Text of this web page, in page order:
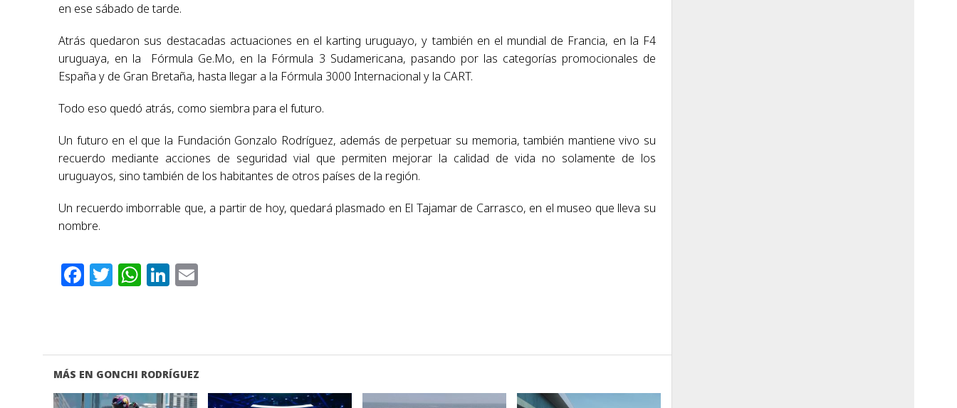
en ese sábado de tarde.
Atrás quedaron sus destacadas actuaciones en el karting uruguayo, y también en el mundial de Francia, en la F4
uruguaya, en la Fórmula Ge.Mo, en la Fórmula 3 Sudamericana, pasando por las categorías promocionales de
España y de Gran Bretaña, hasta llegar a la Fórmula 3000 Internacional y la CART.
Todo eso quedó atrás, como siembra para el futuro.
Un futuro en el que la Fundación Gonzalo Rodríguez, además de perpetuar su memoria, también mantiene vivo su
recuerdo mediante acciones de seguridad vial que permiten mejorar la calidad de vida no solamente de los
uruguayos, sino también de los habitantes de otros países de la región.
Un recuerdo imborrable que, a partir de hoy, quedará plasmado en El Tajamar de Carrasco, en el museo que lleva su
nombre.
Facebook
Twitter
WhatsApp
LinkedIn
MÁS EN GONCHI RODRÍGUEZ